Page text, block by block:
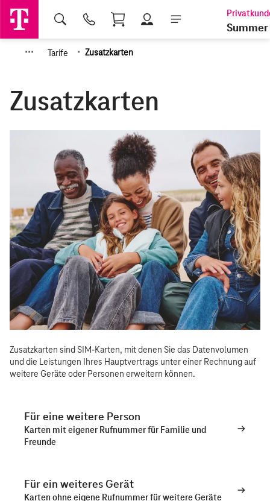
Shopping Cart
Summer
··· Tarife · Zusatzkarten
Zusatzkarten
Zusatzkarten sind SIM-Karten, mit denen Sie das Datenvolumen
und die Leistungen Ihres Hauptvertrags unter einer Rechnung auf
weitere Geräte oder Personen erweitern können.
Für eine weitere Person
Karten mit eigener Rufnummer für Familie und
Freunde
Für ein weiteres Gerät
Karten ohne eigene Rufnummer für weitere Geräte